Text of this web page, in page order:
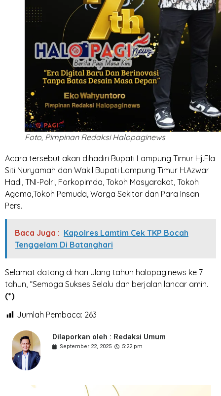
Foto, Pimpinan Redaksi Halopaginews
Acara tersebut akan dihadiri Bupati Lampung Timur Hj.Ela
Siti Nuryamah dan Wakil Bupati Lampung Timur H.Azwar
Hadi, TNI-Polri, Forkopimda, Tokoh Masyarakat, Tokoh
Agama,Tokoh Pemuda, Warga Sekitar dan Para Insan
Pers.
Baca Juga : Kapolres Lamtim Cek TKP Bocah
Tenggelam Di Batanghari
Selamat datang di hari ulang tahun halopaginews ke 7
tahun, “Semoga Sukses Selalu dan berjalan lancar amin.
(*)
Jumlah Pembaca: 263
Dilaporkan oleh : Redaksi Umum
September 22, 2025 5:22 pm